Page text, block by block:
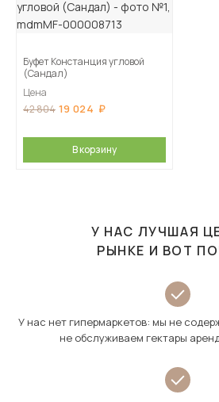
Буфет Констанция угловой
(Сандал)
Цена
42 804 19 024
В корзину
У НАС ЛУЧШАЯ
РЫНКЕ И ВОТ
У нас нет гипермаркетов: мы не
не обслуживаем гектары